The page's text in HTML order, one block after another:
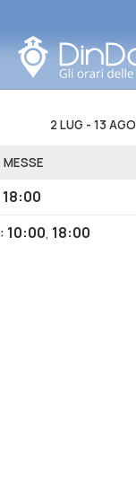
2 LUG - 13 AGO
MESSE
18:00
: 10:00, 18:00